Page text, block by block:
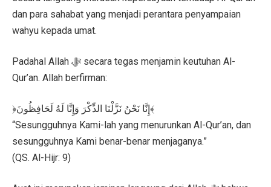
dan para sahabat yang menjadi perantara penyampaian
wahyu kepada umat.
Padahal Allah ﷻ secara tegas menjamin keutuhan Al-
Qur’an. Allah berfirman:
﴿إِنَّا نَحْنُ نَزَّلْنَا الذِّكْرَ وَإِنَّا لَهُ لَحَافِظُونَ﴾
“Sesungguhnya Kami-lah yang menurunkan Al-Qur’an, dan
sesungguhnya Kami benar-benar menjaganya.”
(QS. Al-Hijr: 9)